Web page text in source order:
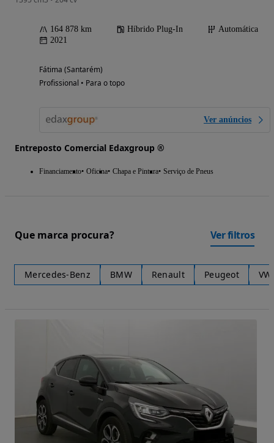
164 878 km Híbrido Plug-In
Automática
2021
Fátima (Santarém)
Profissional • Para o topo
Ver anúncios
Entreposto Comercial Edaxgroup ®
Financiamento Oficina Chapa e Pintura Serviço de Pneus
Que marca procura? Ver filtros
Mercedes-Benz BMW Renault Peugeot VW